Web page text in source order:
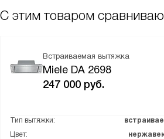
С этим товаром
Встраиваемая вытяжка
Miele DA 2698
247 000 руб.
Тип вытяжки:
Цвет: